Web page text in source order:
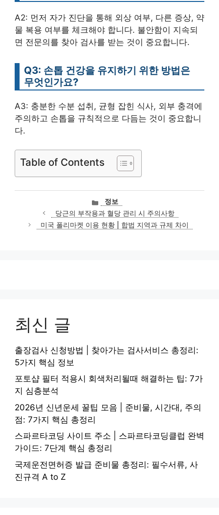
A2: 먼저 자가 진단을 통해 외상 여부, 다른 증상, 약
물 복용 여부를 체크해야 합니다. 불안함이 지속되
면 전문의를 찾아 검사를 받는 것이 중요합니다.
Q3: 손톱 건강을 유지하기 위한 방법은
무엇인가요?
A3: 충분한 수분 섭취, 균형 잡힌 식사, 외부 충격에
주의하고 손톱을 규칙적으로 다듬는 것이 중요합니
다.
Table of Contents
카
테
고
리
정보
당근의 부작용과 혈당 관리 시 주의사항
미국 폴리마켓 이용 현황 | 합법 지역과 규제 차이
최신 글
출장검사 신청방법 | 찾아가는 검사서비스 총정리:
5가지 핵심 정보
포토샵 필터 적용시 회색처리될때 해결하는 팁: 7가
지 심층분석
2026년 신년운세 꿀팁 모음 | 준비물, 시간대, 주의
점: 7가지 핵심 총정리
스파르타코딩 사이트 주소 | 스파르타코딩클럽 완벽
가이드: 7단계 핵심 총정리
국제운전면허증 발급 준비물 총정리: 필수서류, 사
진규격 A to Z